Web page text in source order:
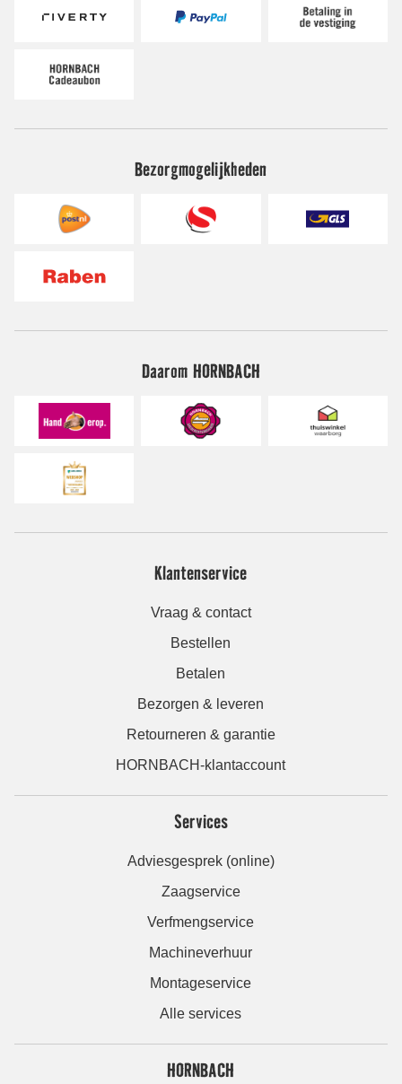
Bezorgmogelijkheden
Daarom HORNBACH
Klantenservice
Vraag & contact
Bestellen
Betalen
Bezorgen & leveren
Retourneren & garantie
HORNBACH-klantaccount
Services
Adviesgesprek (online)
Zaagservice
Verfmengservice
Machineverhuur
Montageservice
Alle services
HORNBACH